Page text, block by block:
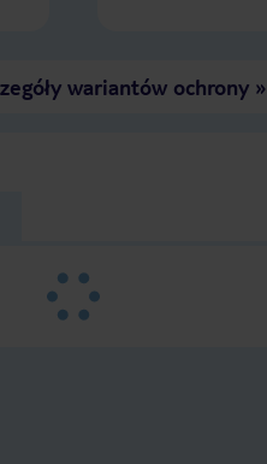
wariantów ochrony»